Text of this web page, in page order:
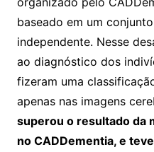
baseado em um
independente. Nesse
ao diagnóstico dos
fizeram uma
apenas nas imagens
superou o resultado da
no CADDementia, e